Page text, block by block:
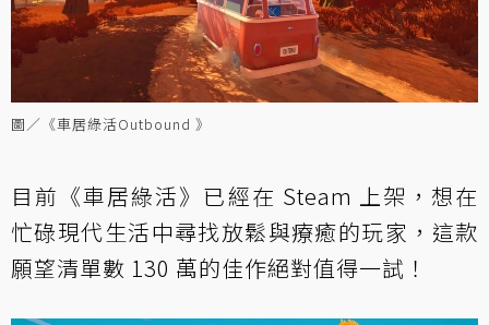
圖／《車居綠活Outbound 》
目前《車居綠活》已經在 Steam 上架，想在
忙碌現代生活中尋找放鬆與療癒的玩家，這款
願望清單數 130 萬的佳作絕對值得一試！